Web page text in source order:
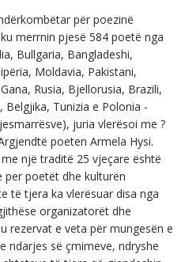
për poezinë
merrnin pjesë 584 poetë nga
Bullgaria, Bangladeshi,
Moldavia, Pakistani,
Rusia, Bjellorusia, Brazili,
Belgjika, Tunizia e Polonia -
juria vlerësoi me ?
poeten Armela Hysi.
një traditë 25 vjeçare është
per poetët dhe kulturën
të tjera ka vlerësuar disa nga
organizatorët dhe
rezervat e veta për mungesën e
ndarjes së çmimeve, ndryshe